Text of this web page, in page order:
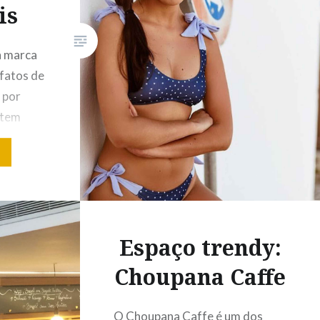
marca
de
por
o
que
este
Espaço trendy:
Choupana Caffe
O Choupana Caffe é um dos